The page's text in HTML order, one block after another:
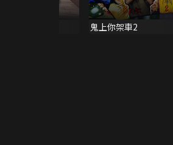
鬼上你架車2